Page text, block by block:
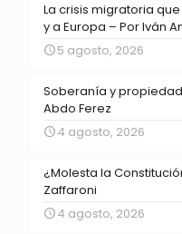
La crisis migratoria
y a Europa – Por Iván
5 agosto, 2026
Soberanía y
Abdo Ferez
4 agosto, 2026
¿Molesta la
Zaffaroni
4 agosto, 2026